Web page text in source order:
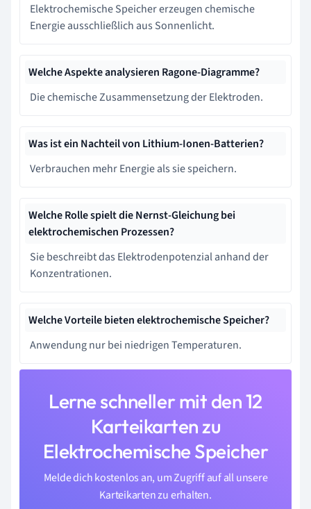
Elektrochemische Speicher erzeugen chemische
Energie ausschließlich aus Sonnenlicht.
Welche Aspekte analysieren Ragone-Diagramme?
Die chemische Zusammensetzung der Elektroden.
Was ist ein Nachteil von Lithium-Ionen-Batterien?
Verbrauchen mehr Energie als sie speichern.
Welche Rolle spielt die Nernst-Gleichung bei
elektrochemischen Prozessen?
Sie beschreibt das Elektrodenpotenzial anhand der
Konzentrationen.
Welche Vorteile bieten elektrochemische Speicher?
Anwendung nur bei niedrigen Temperaturen.
Lerne schneller mit den 12
Karteikarten zu
Elektrochemische Speicher
Melde dich kostenlos an, um Zugriff auf all unsere
Karteikarten zu erhalten.